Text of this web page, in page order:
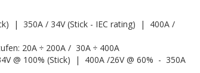
| 350A / 34V (Stick - IEC rating) | 400A /
20A ÷ 200A / 30A ÷ 400A
@ 100% (Stick) | 400A /26V @ 60% - 350A